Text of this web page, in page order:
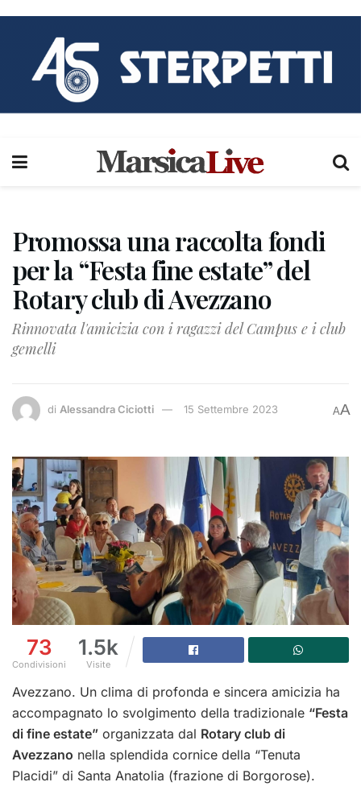
Promossa una raccolta fondi
per la “Festa fine estate” del
Rotary club di Avezzano
Rinnovata l'amicizia con i ragazzi del Campus e i club
gemelli
di Alessandra Ciciotti 15 Settembre 2023 AA
73
Condivisioni
1.5k
Visite
Avezzano. Un clima di profonda e sincera amicizia ha
accompagnato lo svolgimento della tradizionale “Festa
di fine estate” organizzata dal Rotary club di
Avezzano nella splendida cornice della “Tenuta
Placidi” di Santa Anatolia (frazione di Borgorose).